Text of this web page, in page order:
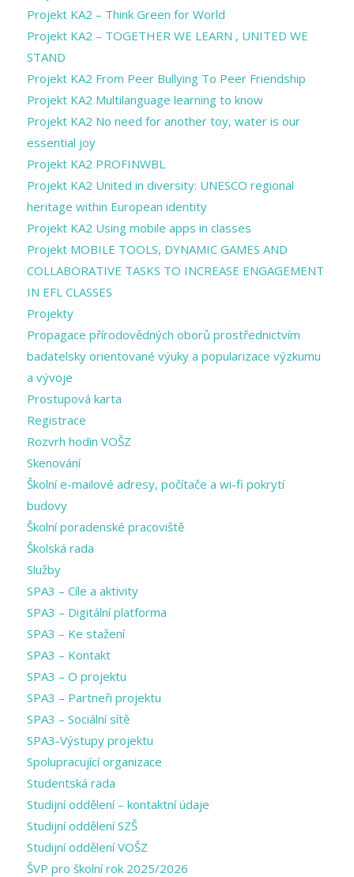
Projekt KA2 – Think Green for World
Projekt KA2 – TOGETHER WE LEARN , UNITED WE
STAND
Projekt KA2 From Peer Bullying To Peer Friendship
Projekt KA2 Multilanguage learning to know
Projekt KA2 No need for another toy, water is our
essential joy
Projekt KA2 PROFINWBL
Projekt KA2 United in diversity: UNESCO regional
heritage within European identity
Projekt KA2 Using mobile apps in classes
Projekt MOBILE TOOLS, DYNAMIC GAMES AND
COLLABORATIVE TASKS TO INCREASE ENGAGEMENT
IN EFL CLASSES
Projekty
Propagace přírodovědných oborů prostřednictvím
badatelsky orientované výuky a popularizace výzkumu
a vývoje
Prostupová karta
Registrace
Rozvrh hodin VOŠZ
Skenování
Školní e-mailové adresy, počítače a wi-fi pokrytí
budovy
Školní poradenské pracoviště
Školská rada
Služby
SPA3 – Cíle a aktivity
SPA3 – Digitální platforma
SPA3 – Ke stažení
SPA3 – Kontakt
SPA3 – O projektu
SPA3 – Partneři projektu
SPA3 – Sociální sítě
SPA3-Výstupy projektu
Spolupracující organizace
Studentská rada
Studijní oddělení – kontaktní údaje
Studijní oddělení SZŠ
Studijní oddělení VOŠZ
ŠVP pro školní rok 2025/2026